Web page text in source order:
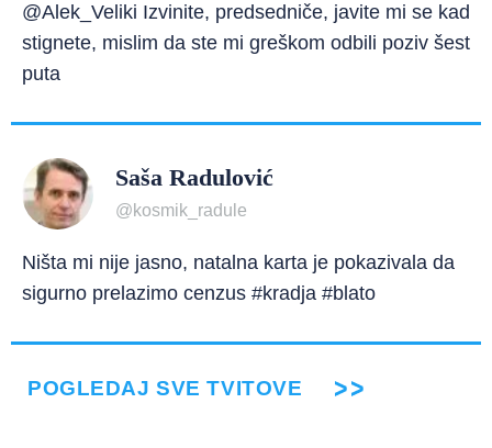
@Alek_Veliki Izvinite, predsedniče, javite mi se kad
stignete, mislim da ste mi greškom odbili poziv šest
puta
Saša Radulović
@kosmik_radule
Ništa mi nije jasno, natalna karta je pokazivala da
sigurno prelazimo cenzus #kradja #blato
POGLEDAJ SVE TVITOVE